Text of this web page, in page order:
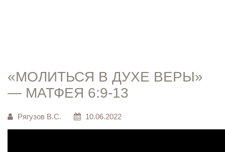
«МОЛИТЬСЯ В ДУХЕ ВЕРЫ»
— МАТФЕЯ 6:9-13
Рягузов В.С. 10.06.2022